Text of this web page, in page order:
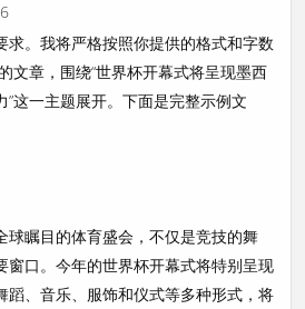
求。我将严格按照你提供的格式和字数
文章，围绕“世界杯开幕式将呈现墨西
这一主题展开。下面是完整示例文
球瞩目的体育盛会，不仅是竞技的舞
窗口。今年的世界杯开幕式将特别呈现
蹈、音乐、服饰和仪式等多种形式，将